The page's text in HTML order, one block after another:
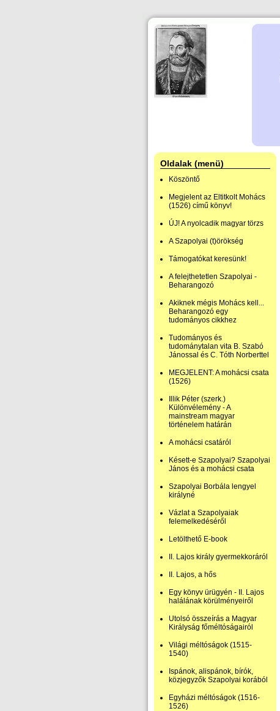
Oldalak (menü)
Köszöntő
Megjelent az Eltitkolt Mohács
(1526) című könyv!
ÚJ! A nyolcadik magyar törzs
A Szapolyai (t)örökség
Támogatókat keresünk!
A felejthetetlen Szapolyai -
Beharangozó
Akiknek mégis Mohács kell...
Beharangozó egy
tudományos cikkhez
Tudományos és
tudománytalan vita B. Szabó
Jánossal és C. Tóth Norberttel
MEGJELENT: A mohácsi csata
(1526)
Illik Péter (szerk.)
Különvélemény - A
mainstream magyar
történelem határán
A mohácsi csatáról
Késett-e Szapolyai? Szapolyai
János és a mohácsi csata
Szapolyai Borbála lengyel
királyné
Vázlat a Szapolyaiak
felemelkedéséről
Letölthető E-book
II. Lajos király gyermekkoráról
II. Lajos, a hős
Egy könyv ürügyén - II. Lajos
halálának körülményeiről
Utolsó összeírás a Magyar
Királyság főméltóságairól
Világi méltóságok (1515-
1540)
Ispánok, alispánok, bírók,
közjegyzők Szapolyai korából
Egyházi méltóságok (1516-
1526)